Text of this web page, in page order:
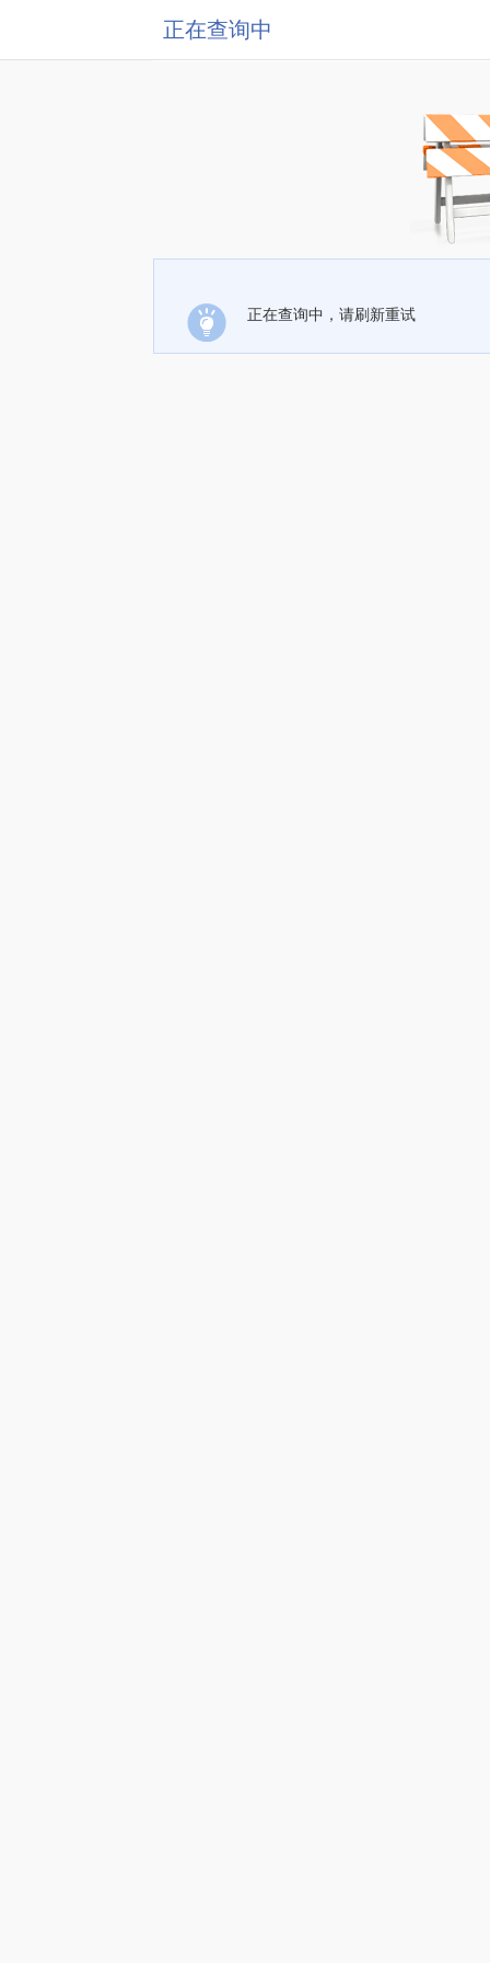
正在查询中
正在查询中，请刷新重试